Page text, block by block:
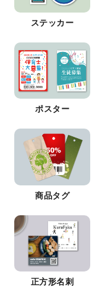
ステッカー
ポスター
商品タグ
正方形名刺